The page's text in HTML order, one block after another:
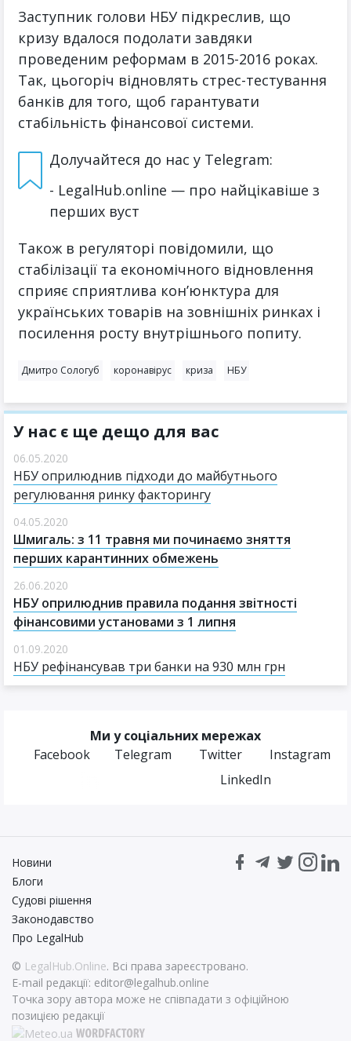
Заступник голови НБУ підкреслив, що
кризу вдалося подолати завдяки
проведеним реформам в 2015-2016 роках.
Так, цьогоріч відновлять стрес-тестування
банків для того, щоб гарантувати
стабільність фінансової системи.
Долучайтеся до нас у Telegram:
- LegalHub.online — про найцікавіше з
перших вуст
Також в регуляторі повідомили, що
стабілізації та економічного відновлення
сприяє сприятлива кон’юнктура для
українських товарів на зовнішніх ринках і
посилення росту внутрішнього попиту.
Дмитро Сологуб коронавірус криза НБУ
У нас є ще дещо для вас
06.05.2020
НБУ оприлюднив підходи до майбутнього
регулювання ринку факторингу
04.05.2020
Шмигаль: з 11 травня ми починаємо зняття
перших карантинних обмежень
26.06.2020
НБУ оприлюднив правила подання звітності
фінансовими установами з 1 липня
01.09.2020
НБУ рефінансував три банки на 930 млн грн
Ми у соціальних мережах
Facebook
Telegram Twitter
Instagram
LinkedIn
© LegalHub.Online. Всі права зареєстровано.
E-mail редакції: editor@legalhub.online
Точка зору автора може не співпадати з офіційною
позицією редакції
Новини
Блоги
Судові рішення
Законодавство
Про LegalHub